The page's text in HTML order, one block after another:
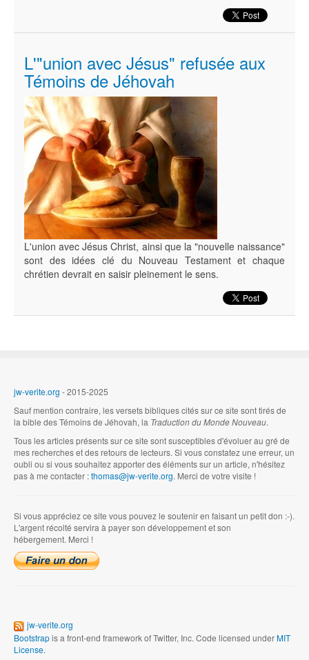
L'"union avec Jésus" refusée aux
Témoins de Jéhovah
L'union avec Jésus Christ, ainsi que la "nouvelle naissance"
sont des idées clé du Nouveau Testament et chaque
chrétien devrait en saisir pleinement le sens.
jw-verite.org - 2015-2025
Sauf mention contraire, les versets bibliques cités sur ce site sont tirés de
la bible des Témoins de Jéhovah, la Traduction du Monde Nouveau.
Tous les articles présents sur ce site sont susceptibles d'évoluer au gré de
mes recherches et des retours de lecteurs. Si vous constatez une erreur, un
oubli ou si vous souhaitez apporter des éléments sur un article, n'hésitez
pas à me contacter :thomas@jw-verite.org. Merci de votre visite !
Si vous appréciez ce site vous pouvez le soutenir en faisant un petit don :-).
L'argent récolté servira à payer son développement et son
hébergement. Merci !
jw-verite.org
Bootstrapis a front-end framework of Twitter, Inc. Code licensed underMIT
License.